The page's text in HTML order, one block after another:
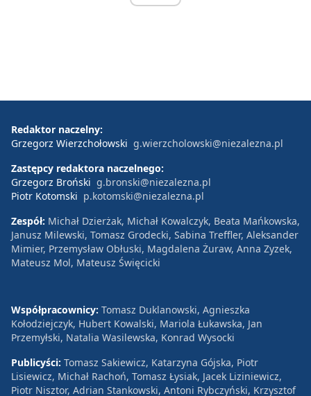
Redaktor naczelny:
Grzegorz Wierzchołowski g.wierzcholowski@niezalezna.pl
Zastępcy redaktora naczelnego:
Grzegorz Broński g.bronski@niezalezna.pl
Piotr Kotomski p.kotomski@niezalezna.pl
Zespół: Michał Dzierżak, Michał Kowalczyk, Beata Mańkowska,
Janusz Milewski, Tomasz Grodecki, Sabina Treffler, Aleksander
Mimier, Przemysław Obłuski, Magdalena Żuraw, Anna Zyzek,
Mateusz Mol, Mateusz Święcicki
Współpracownicy: Tomasz Duklanowski, Agnieszka
Kołodziejczyk, Hubert Kowalski, Mariola Łukawska, Jan
Przemyłski, Natalia Wasilewska, Konrad Wysocki
Publicyści: Tomasz Sakiewicz, Katarzyna Gójska, Piotr
Lisiewicz, Michał Rachoń, Tomasz Łysiak, Jacek Liziniewicz,
Piotr Nisztor, Adrian Stankowski, Antoni Rybczyński, Krzysztof